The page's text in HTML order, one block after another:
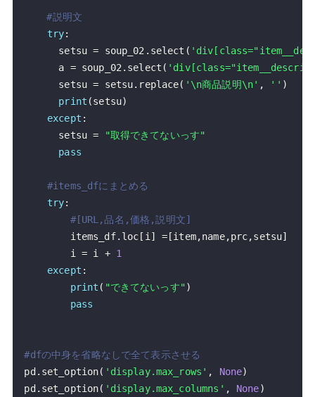
#説明文
try:
      setsu
= soup_02 . select (
      a
= soup_02 . select (
      setsu
= setsu. replace( '\n商品説明\n' , '' )
print (setsu)
except :
      setsu
=
"取得できてないっす"
pass
#items_dfにまとめる
try:
#[URL,品名,価格,説明文]
        items_df
. loc [ i ] = [item,name,prc,setsu]
        i
= i + 1
except :
print ( "できてないっす")
pass
#dfの中身を省略なしで全て表示させる
pd . set_option( 'display.max_rows' , None)
pd . set_option( 'display.max_columns' , None)